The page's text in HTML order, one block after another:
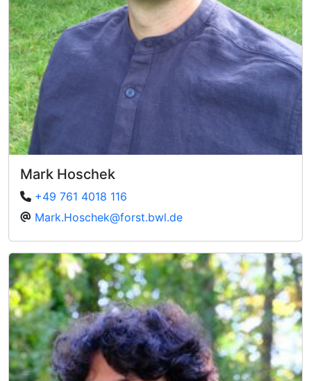
Mark Hoschek
+49 761 4018 116
Mark.Hoschek@forst.bwl.de